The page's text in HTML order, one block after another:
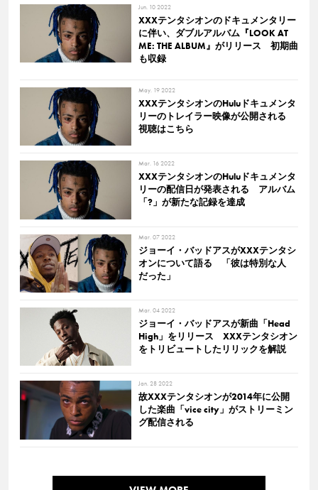
Jun. 10 2022
XXXテンタシオンのドキュメンタリー
に伴い、ダブルアルバム『LOOK AT
ME: THE ALBUM』がリリース 初期曲
も収録
May. 19 2022
XXXテンタシオンのHuluドキュメンタ
リーのトレイラー映像が公開される
視聴はこちら
Mar. 16 2022
XXXテンタシオンのHuluドキュメンタ
リーの配信日が発表される アルバム
「?」が新たな記録を達成
Mar. 07 2022
ジョーイ・バッドアスがXXXテンタシ
オンについて語る 「彼は特別な人
だった」
Mar. 04 2022
ジョーイ・バッドアスが新曲「Head
High」をリリース XXXテンタシオン
をトリビュートしたリリックを解説
Jan. 28 2022
故XXXテンタシオンが2014年に公開
した楽曲「vice city」がストリーミン
グ配信される